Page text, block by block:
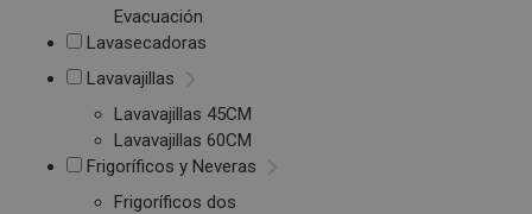
Evacuación
Lavasecadoras
Lavavajillas
Lavavajillas 45CM
Lavavajillas 60CM
Frigoríficos y Neveras
Frigoríficos dos